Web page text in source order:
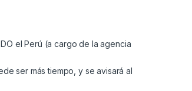
el Perú (a cargo de la agencia
ser más tiempo, y se avisará al